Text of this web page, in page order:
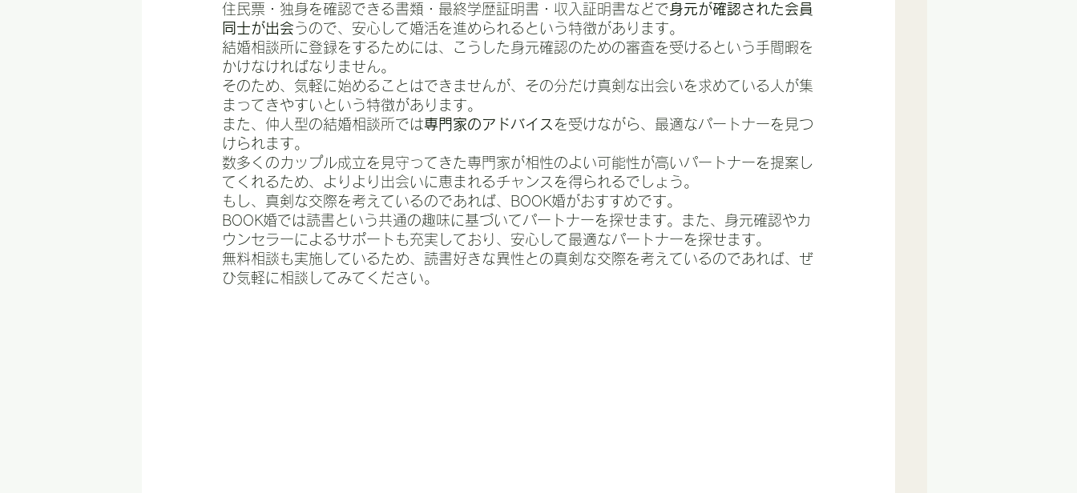
住民票・独身を確認できる書類・最終学歴証明書・収入証明書などで身元が確認された会員
同士が出会うので、安心して婚活を進められるという特徴があります。
結婚相談所に登録をするためには、こうした身元確認のための審査を受けるという手間暇を
かけなければなりません。
そのため、気軽に始めることはできませんが、その分だけ真剣な出会いを求めている人が集
まってきやすいという特徴があります。
また、仲人型の結婚相談所では専門家のアドバイス を受けながら、最適なパートナーを見つ
けられます。
数多くのカップル成立を見守ってきた専門家が相性のよい可能性が高いパートナーを提案し
てくれるため、よりより出会いに恵まれるチャンスを得られるでしょう。
もし、真剣な交際を考えているのであれば、BOOK婚がおすすめです。
BOOK婚では読書という共通の趣味に基づいてパートナーを探せます。また、身元確認やカ
ウンセラーによるサポートも充実しており、安心して最適なパートナーを探せます。
無料相談も実施しているため、読書好きな異性との真剣な交際を考えているのであれば、ぜ
ひ気軽に相談してみてください。